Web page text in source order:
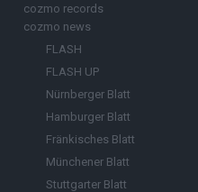
cozmo records
cozmo news
FLASH
FLASH UP
Nürnberger Blatt
Hamburger Blatt
Fränkisches Blatt
Münchener Blatt
Stuttgarter Blatt